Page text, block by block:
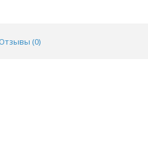
Отзывы (0)